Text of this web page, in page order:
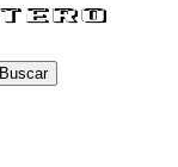
Buscar
Buscar